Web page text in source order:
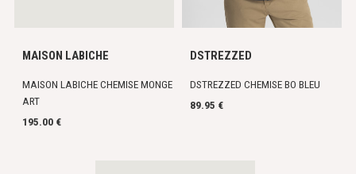
MAISON LABICHE
MAISON LABICHE CHEMISE MONGE
ART
195.00 €
DSTREZZED
DSTREZZED CHEMISE BO BLEU
89.95 €